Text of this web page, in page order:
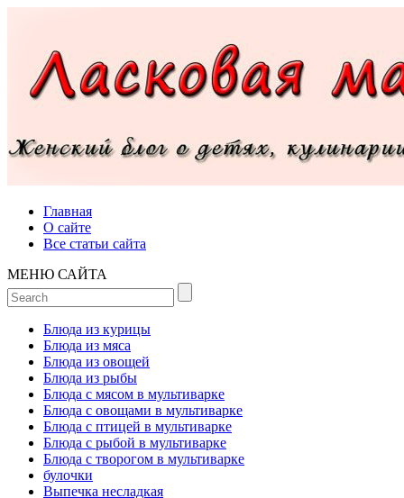
Главная
О сайте
Все статьи сайта
МЕНЮ САЙТА
Блюда из курицы
Блюда из мяса
Блюда из овощей
Блюда из рыбы
Блюда с мясом в мультиварке
Блюда с овощами в мультиварке
Блюда с птицей в мультиварке
Блюда с рыбой в мультиварке
Блюда с творогом в мультиварке
булочки
Выпечка несладкая